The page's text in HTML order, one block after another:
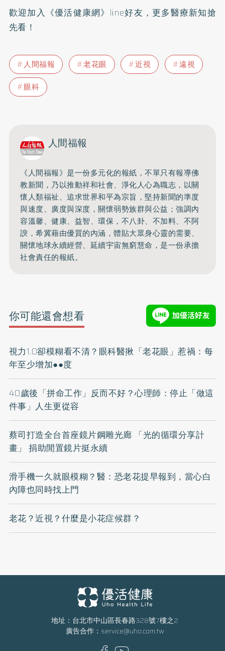
歡迎加入 《優活健康網》line好友 ，更多醫療新知搶
先看！
人間福報 老花眼 近視
遠視
眼科
人間福報
《人間福報》是一份多元化的報紙，不單只有報導佛
教新聞，乃以推動祥和社會、淨化人心為職志，以關
懷人類福祉、追求世界和平為宗旨，堅持新聞的準度
與速度、廣度與深度，關懷弱勢族群與公益；強調內
容溫馨、健康、益智、環保，不八卦、不加料、不阿
諛，希冀藉由優質的內涵，體貼大眾身心靈的需要、
關懷地球永續經營、延續宇宙無窮慧命，是一份承擔
社會責任的報紙。
你可能還會想看
視力1.0卻模糊看不清？眼科醫揪「老花眼」惹禍：每
年至少增加●●度
40歲後「拼命工作」反而不好？心理師：停止「做這
件事」人生更從容
蔡司打造全台首座鏡片鋼雕光廊 「光的循環分享計
畫」 捐助閒置鏡片挺永續
滑手機一久就眼模糊？醫：恐老花提早報到，當心白
內障也同時找上門
老花？近視？什麼是小花症候群？
地址：台北市中山區長春路328號7樓之2
廣告合作： service@uho.com.tw